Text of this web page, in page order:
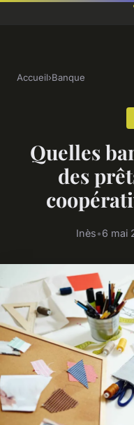
Accueil›Banque
Quelles
des
Inès•6 mai